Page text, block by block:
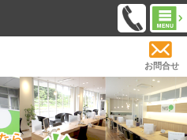
お問合せ